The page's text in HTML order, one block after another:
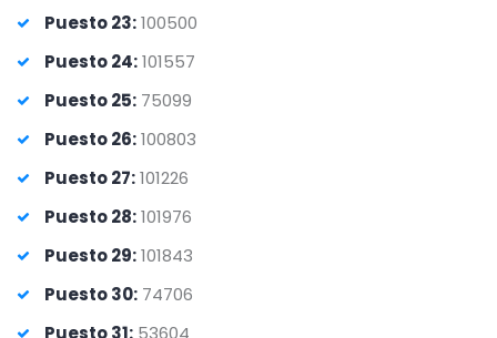
Puesto 23:100500
Puesto 24:101557
Puesto 25: 75099
Puesto 26:100803
Puesto 27:101226
Puesto 28:101976
Puesto 29:101843
Puesto 30: 74706
Puesto 31: 53604